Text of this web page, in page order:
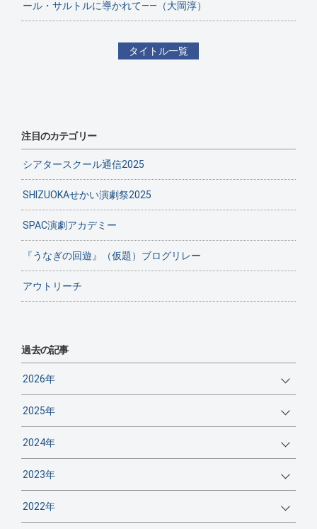
ール・サルトルに導かれて——（大岡淳）
タイトル一覧
注目のカテゴリー
シアタースクール通信2025
SHIZUOKAせかい演劇祭2025
SPAC演劇アカデミー
『うなぎの回遊』（仮題）ブログリレー
アウトリーチ
過去の記事
2026年
2025年
2024年
2023年
2022年